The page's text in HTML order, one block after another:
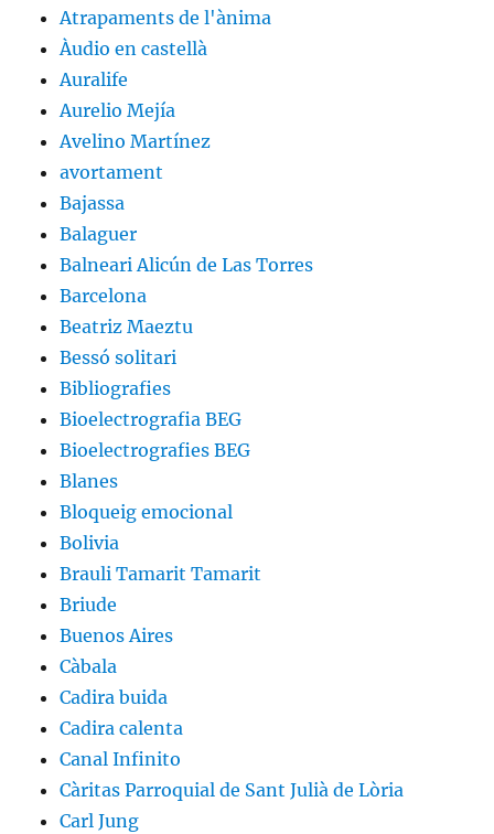
Atrapaments de l'ànima
Àudio en castellà
Auralife
Aurelio Mejía
Avelino Martínez
avortament
Bajassa
Balaguer
Balneari Alicún de Las Torres
Barcelona
Beatriz Maeztu
Bessó solitari
Bibliografies
Bioelectrografia BEG
Bioelectrografies BEG
Blanes
Bloqueig emocional
Bolivia
Brauli Tamarit Tamarit
Briude
Buenos Aires
Càbala
Cadira buida
Cadira calenta
Canal Infinito
Càritas Parroquial de Sant Julià de Lòria
Carl Jung